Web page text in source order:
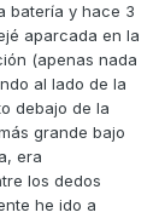
batería y hace 3
aparcada en la
(apenas nada
al lado de la
debajo de la
grande bajo
era
los dedos
he ido a